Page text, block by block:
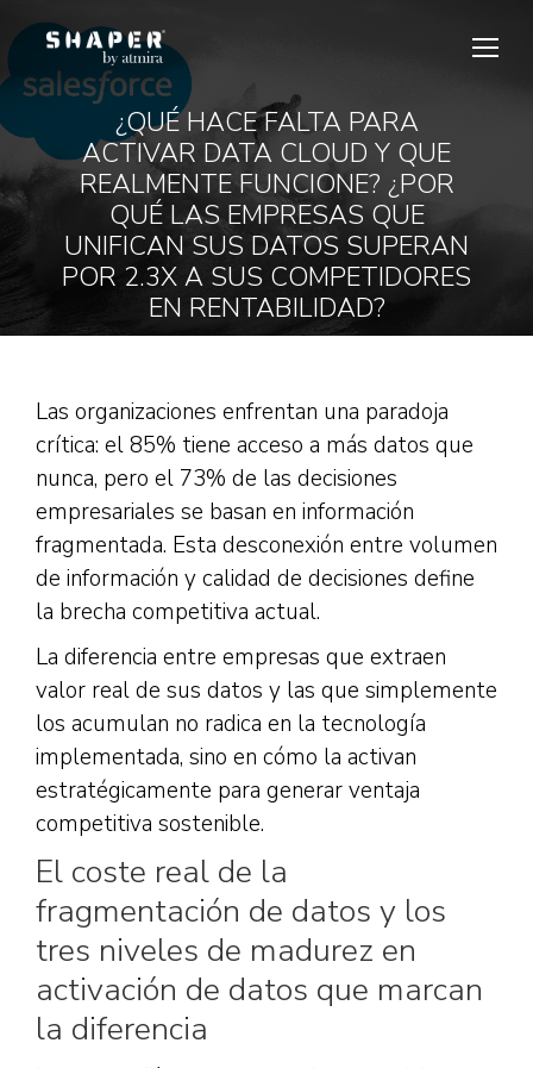
¿QUÉ HACE FALTA PARA
ACTIVAR DATA CLOUD Y QUE
REALMENTE FUNCIONE? ¿POR
QUÉ LAS EMPRESAS QUE
UNIFICAN SUS DATOS SUPERAN
POR 2.3X A SUS COMPETIDORES
EN RENTABILIDAD?
Estás aquí:
Las organizaciones enfrentan una paradoja
crítica: el 85% tiene acceso a más datos que
nunca, pero el 73% de las decisiones
empresariales se basan en información
fragmentada. Esta desconexión entre volumen
de información y calidad de decisiones define
la brecha competitiva actual.
La diferencia entre empresas que extraen
valor real de sus datos y las que simplemente
los acumulan no radica en la tecnología
implementada, sino en cómo la activan
estratégicamente para generar ventaja
competitiva sostenible.
El coste real de la
fragmentación de datos y los
tres niveles de madurez en
activación de datos que marcan
la diferencia